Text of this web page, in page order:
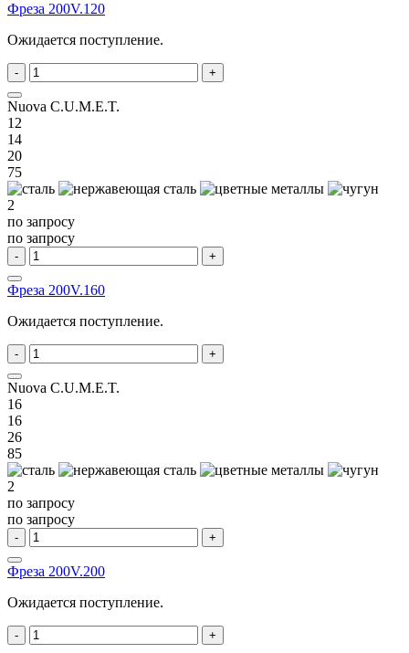
Фреза 200V.120
Ожидается поступление.
- +
Nuova C.U.M.E.T.
12
14
20
75
2
по запросу
по запросу
- +
Фреза 200V.160
Ожидается поступление.
- +
Nuova C.U.M.E.T.
16
16
26
85
2
по запросу
по запросу
- +
Фреза 200V.200
Ожидается поступление.
- +